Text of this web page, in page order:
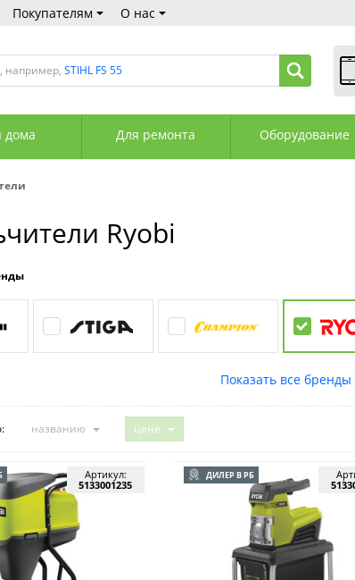
Покупателям О нас
например, STIHL FS 55
дома Для ремонта Оборудование
Ryobi
названию цене
Артикул:
5133001235
ДИЛЕР В РБ